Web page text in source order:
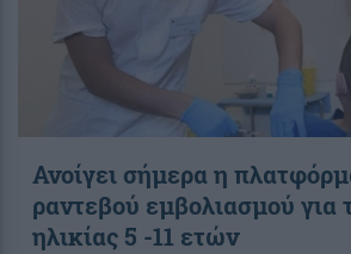
Ανοίγει σήμερα η
ραντεβού εμβολιασμού για
ηλικίας 5 -11 ετών